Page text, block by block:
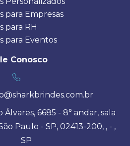
para Empresas
para RH
para Eventos
Conosco
Álvares, 6685 - 8° andar, sala
Paulo - SP, 02413-200, , - ,
SP